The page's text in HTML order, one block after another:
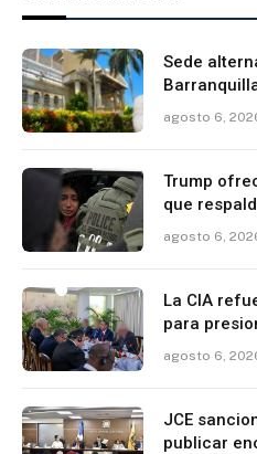
Sede
agosto 6,
Trump
que
agosto 6,
La CIA
para
agosto 6,
JCE
publicar